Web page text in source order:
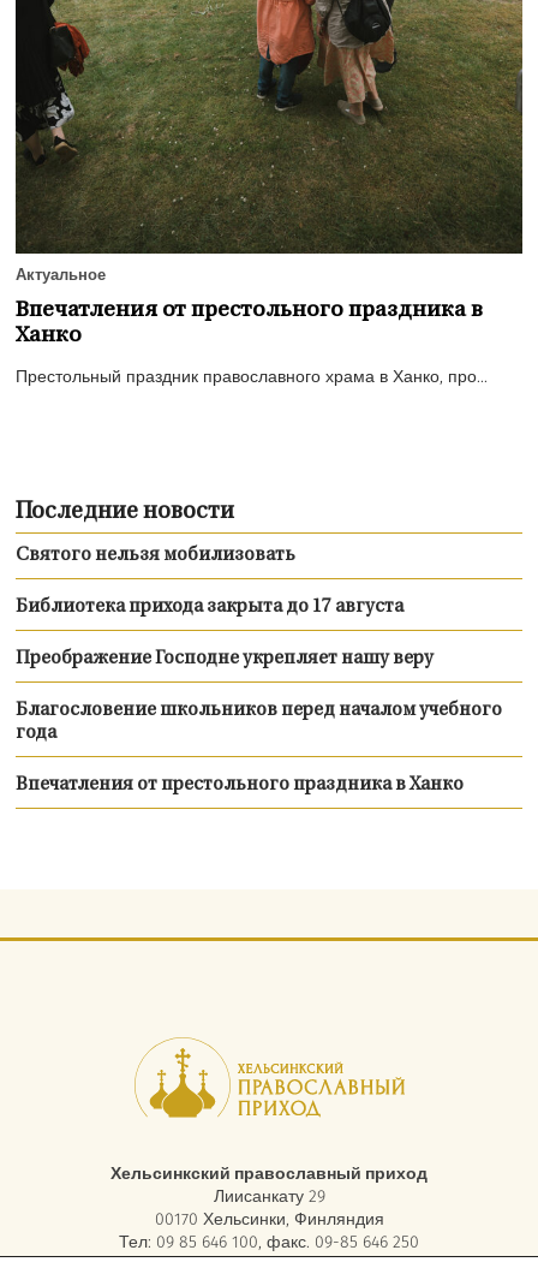
Актуальное
Впечатления от престольного праздника в
Ханко
Престольный праздник православного храма в Ханко, про...
Последние новости
Святого нельзя мобилизовать
Библиотека прихода закрыта до 17 августа
Преображение Господне укрепляет нашу веру
Благословение школьников перед началом учебного
года
Впечатления от престольного праздника в Ханко
Хельсинкский православный приход
Лиисанкату 29
00170 Хельсинки, Финляндия
Тел: 09 85 646 100, факс. 09-85 646 250